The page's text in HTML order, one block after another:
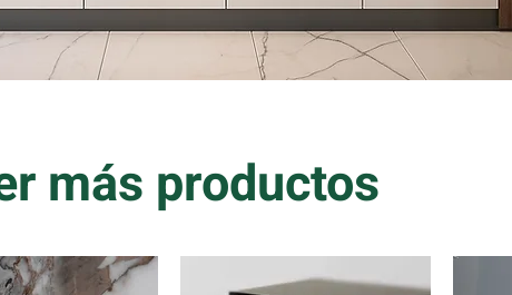
más productos